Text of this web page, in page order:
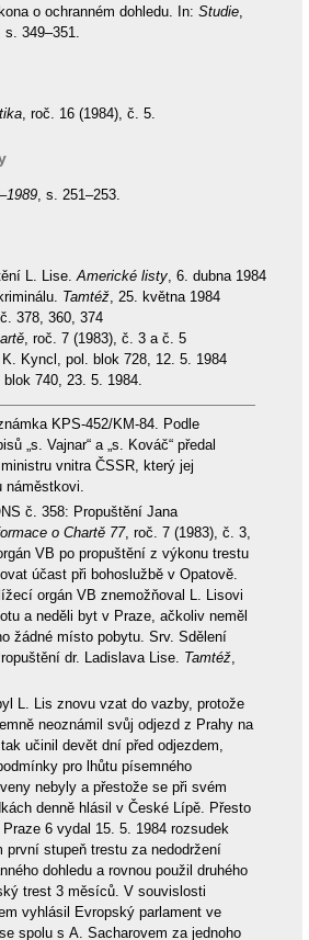
o ochranném dohledu. In: Studie,
349–351.
, roč. 16 (1984), č. 5.
, s. 251–253.
L. Lise. Americké listy, 6. dubna 1984
Tamtéž, 25. května 1984
378, 360, 374
, roč. 7 (1983), č. 3 a č. 5
Kyncl, pol. blok 728, 12. 5. 1984
740, 23. 5. 1984.
KPS-452/KM-84. Podle
„s. Vajnar“ a „s. Kováč“ předal
vnitra ČSSR, který jej
náměstkovi.
č. 358: Propuštění Jana
o Chartě 77, roč. 7 (1983), č. 3,
VB po propuštění z výkonu trestu
účast při bohoslužbě v Opatově.
orgán VB znemožňoval L. Lisovi
a neděli byt v Praze, ačkoliv neměl
žádné místo pobytu. Srv. Sdělení
dr. Ladislava Lise. Tamtéž,
L. Lis znovu vzat do vazby, protože
neoznámil svůj odjezd z Prahy na
učinil devět dní před odjezdem,
pro lhůtu písemného
nebyly a přestože se při svém
denně hlásil v České Lípě. Přesto
6 vydal 15. 5. 1984 rozsudek
první stupeň trestu za nedodržení
dohledu a rovnou použil druhého
trest 3 měsíců. V souvislosti
vyhlásil Evropský parlament ve
spolu s A. Sacharovem za jednoho